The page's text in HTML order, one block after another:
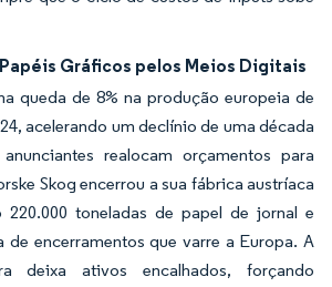
Gráficos pelos Meios Digitais
queda de 8% na produção europeia de
acelerando um declínio de uma década
realocam orçamentos para
Skog encerrou a sua fábrica austríaca
220.000 toneladas de papel de jornal e
de encerramentos que varre a Europa. A
deixa ativos encalhados, forçando